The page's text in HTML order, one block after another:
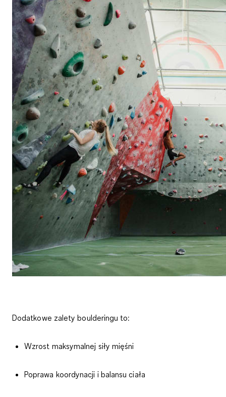
Dodatkowe zalety boulderingu to:
Wzrost maksymalnej siły mięśni
Poprawa koordynacji i balansu ciała